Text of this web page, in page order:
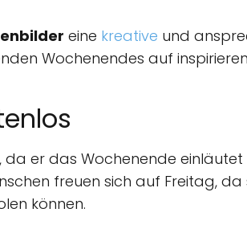
eine kreative und
Wochenendes auf
er das Wochenende
freuen sich auf Freitag,
können.